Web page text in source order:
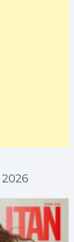
2026